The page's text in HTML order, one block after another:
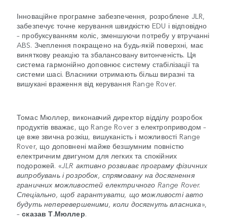
Інноваційне програмне забезпечення, розроблене JLR,
забезпечує точне керування швидкістю EDU і відповідно
– пробуксуванням коліс, зменшуючи потребу у втручанні
ABS. Зчеплення покращено на будь-якій поверхні, має
виняткову реакцію та збалансовану витонченість. Ця
система гармонійно доповнює систему стабілізації та
системи шасі. Власники отримають більш виразні та
вишукані враження від керування Range Rover.
Томас Мюллер, виконавчий директор відділу розробок
продуктів вважає, що Range Rover з електроприводом –
це вже звична розкіш, вишуканість і можливості Range
Rover, що доповнені майже безшумним повністю
електричним двигуном для легких та спокійних
подорожей. «JLR активно розвиває програму фізичних
випробувань і розробок, спрямовану на досягнення
граничних можливостей електричного Range Rover.
Спеціально, щоб гарантувати, що можливості авто
будуть неперевершеними, коли досягнуть власника»,
–сказав Т.Мюллер.